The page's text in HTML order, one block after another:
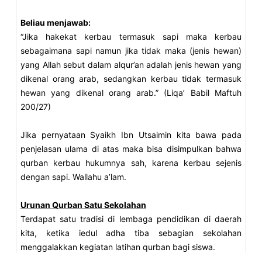
Beliau menjawab:
“Jika hakekat kerbau termasuk sapi maka kerbau
sebagaimana sapi namun jika tidak maka (jenis hewan)
yang Allah sebut dalam alqur’an adalah jenis hewan yang
dikenal orang arab, sedangkan kerbau tidak termasuk
hewan yang dikenal orang arab.” (Liqa’ Babil Maftuh
200/27)
Jika pernyataan Syaikh Ibn Utsaimin kita bawa pada
penjelasan ulama di atas maka bisa disimpulkan bahwa
qurban kerbau hukumnya sah, karena kerbau sejenis
dengan sapi. Wallahu a’lam.
Urunan Qurban Satu Sekolahan
Terdapat satu tradisi di lembaga pendidikan di daerah
kita, ketika iedul adha tiba sebagian sekolahan
menggalakkan kegiatan latihan qurban bagi siswa.